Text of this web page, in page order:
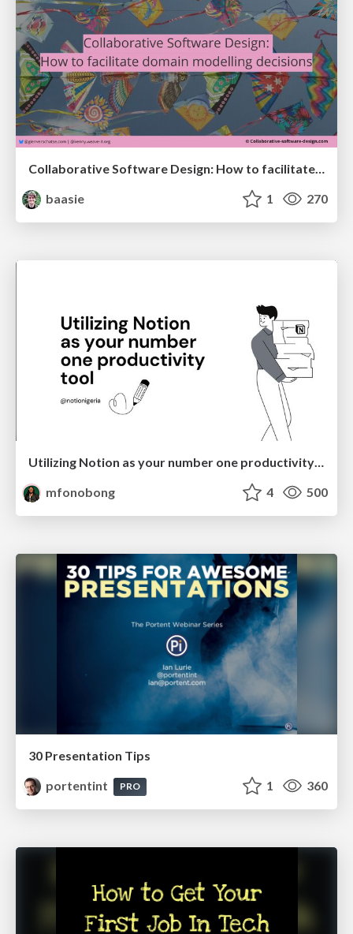
baasie
1 270
Utilizing Notion as your number one productivity tool
mfonobong
4 500
30 Presentation Tips
portentint
PRO 1 360